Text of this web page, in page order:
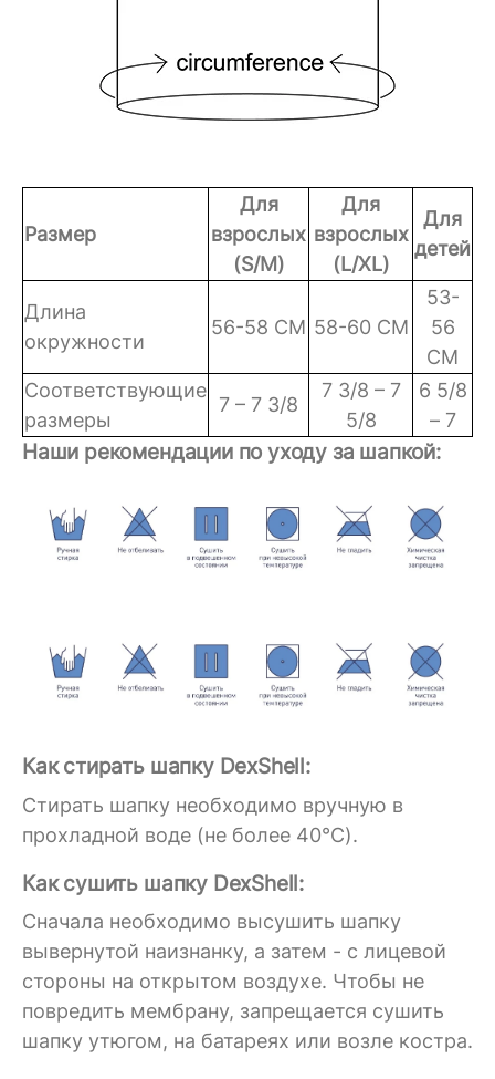
Размер
Для
взрослых
(S/M)
Для
взрослых
(L/XL)
Для
детей
Длина
окружности
56-58 CM 58-60 CM
53-
56
CM
Соответствующие
размеры
7 – 7 3/8
7 3/8 – 7
5/8
6 5/8
– 7
Наши рекомендации по уходу за шапкой:
Как стирать шапку DexShell:
Стирать шапку необходимо вручную в
прохладной воде (не более 40°C).
Как сушить шапку DexShell:
Сначала необходимо высушить шапку
вывернутой наизнанку, а затем - с лицевой
стороны на открытом воздухе. Чтобы не
повредить мембрану, запрещается сушить
шапку утюгом, на батареях или возле костра.